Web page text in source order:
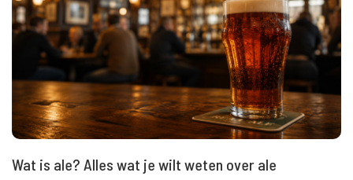
Wat is ale? Alles wat je wilt weten over ale